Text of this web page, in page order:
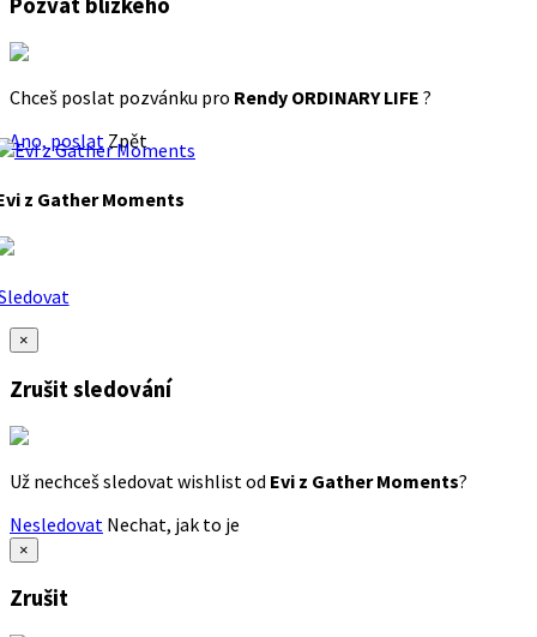
Chceš poslat pozvánku pro Rendy ORDINARY LIFE ?
Ano, poslat Zpět
z Gather Moments
×
Zrušit sledování
Už nechceš sledovat wishlist od Evi z Gather Moments?
Nesledovat Nechat, jak to je
×
Zrušit